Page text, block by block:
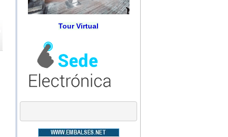
Tour Virtual